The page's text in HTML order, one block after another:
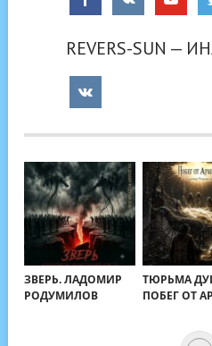
REVERS-SUN —
ЗВЕРЬ. ЛАДОМИР
РОДУМИЛОВ
ТЮРЬМА
ПОБЕГ ОТ